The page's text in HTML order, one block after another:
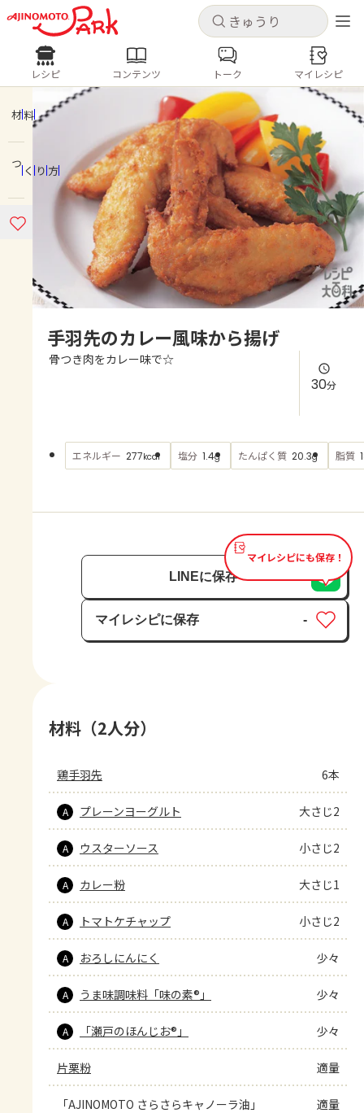
キャンセル
ログインするとレシピを保存できます
新規登録
ホーム
コンテンツ
レシピ
よくあるお問い合わせ
AJINOMOTO PARK とは
キャンセル
レシピ コンテンツ
人気の食材・レシピ
きゅうり なす トマト
とうもろこし
ピーマン
みょうが ゴーヤ
レシピ コンテンツ トーク マイレシピ
材料
つくり方
手羽先のカレー風味から揚げ
骨つき肉をカレー味で☆
30分
エネルギー 277kcal 塩分 1.4g たんぱく質 20.3g 脂質
マイレシピにも保存！
LINEに保存
マイレシピに保存
保存済み
-
材料（2人分）
鶏手羽先 6本
A プレーンヨーグルト 大さじ2
A ウスターソース 小さじ2
A カレー粉 大さじ1
A トマトケチャップ 小さじ2
A おろしにんにく 少々
A うま味調味料「味の素®」 少々
A 「瀬戸のほんじお®」 少々
片栗粉 適量
「AJINOMOTO さらさらキャノーラ油」 適量